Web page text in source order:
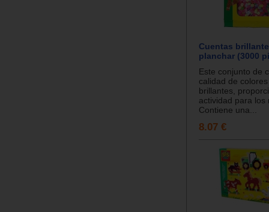
Cuentas
planchar (3000
Este conjunto de
calidad de
brillantes,
actividad para los
Contiene una...
8.07 €